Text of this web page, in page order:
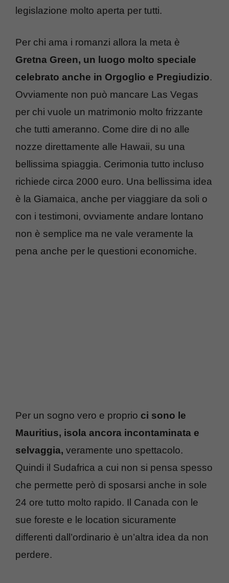
legislazione molto aperta per tutti.
Per chi ama i romanzi allora la meta è
Gretna Green, un luogo molto speciale
celebrato anche in Orgoglio e Pregiudizio.
Ovviamente non può mancare Las Vegas
per chi vuole un matrimonio molto frizzante
che tutti ameranno. Come dire di no alle
nozze direttamente alle Hawaii, su una
bellissima spiaggia. Cerimonia tutto incluso
richiede circa 2000 euro. Una bellissima idea
è la Giamaica, anche per viaggiare da soli o
con i testimoni, ovviamente andare lontano
non è semplice ma ne vale veramente la
pena anche per le questioni economiche.
Per un sogno vero e proprio ci sono le
Mauritius, isola ancora incontaminata e
selvaggia, veramente uno spettacolo.
Quindi il Sudafrica a cui non si pensa spesso
che permette però di sposarsi anche in sole
24 ore tutto molto rapido. Il Canada con le
sue foreste e le location sicuramente
differenti dall’ordinario è un’altra idea da non
perdere.